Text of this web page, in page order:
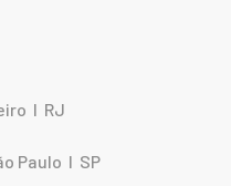
I RJ
Paulo I SP